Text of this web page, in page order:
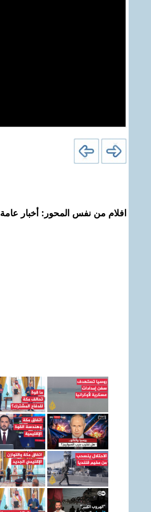
افلام من نفس المحور: أخبار عامة